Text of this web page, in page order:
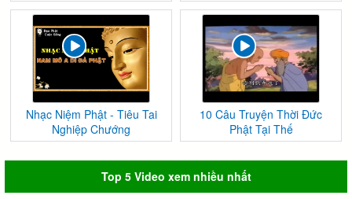
Nhạc Niệm Phật - Tiêu Tai
Nghiệp Chướng
10 Câu Truyện Thời Đức
Phật Tại Thế
Top 5 Video xem nhiều nhất